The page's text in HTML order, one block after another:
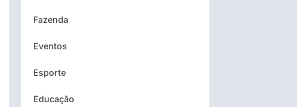
Fazenda
Eventos
Esporte
Educação